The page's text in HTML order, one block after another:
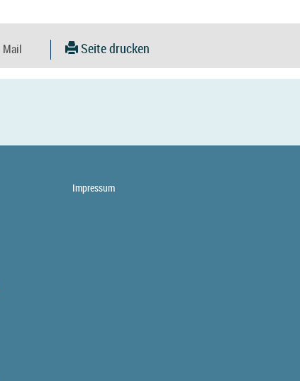
Seite drucken
Impressum